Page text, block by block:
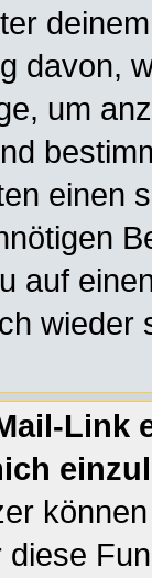
davon,
um
einen
auf
wieder
Link